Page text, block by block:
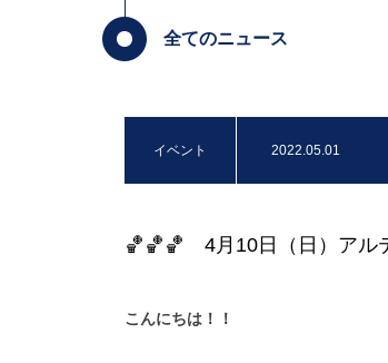
全てのニュース
イベント 2022.05.01
🏀🏀🏀 4月10日（日）ア
こんにちは！！